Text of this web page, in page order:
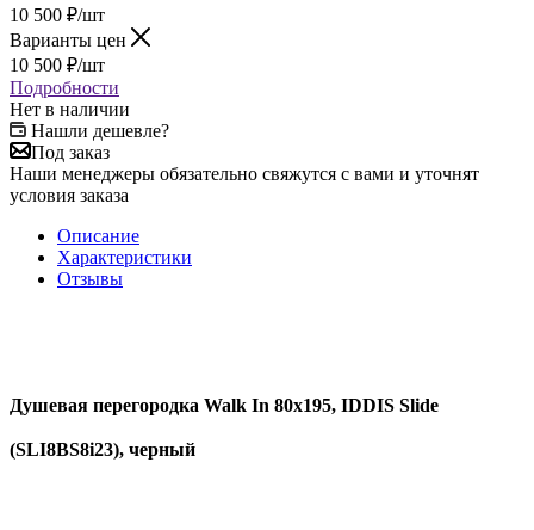
10 500 ₽/шт
Варианты цен
10 500 ₽/шт
Подробности
Нет в наличии
Нашли дешевле?
Под заказ
Наши менеджеры обязательно свяжутся с вами и уточнят
условия заказа
Описание
Характеристики
Отзывы
Душевая перегородка Walk In 80x195, IDDIS Slide
(SLI8BS8i23), черный